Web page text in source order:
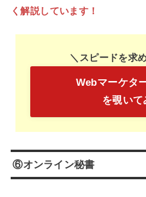
く解説しています！
＼スピードを求
Webマーケタ
を覗いて
⑥オンライン秘書